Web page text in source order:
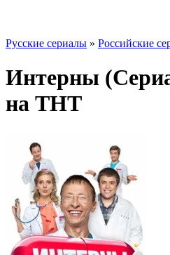
Русские сериалы » Российские
Интерны
на ТНТ